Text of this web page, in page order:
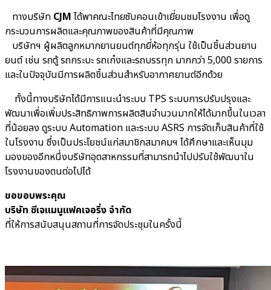
ทางบริษัท CJM ได้พาคณะไทยซับคอนเข้าเยี่ยมชมโรงงาน เพื่อดู
กระบวนการผลิตและคุณภาพของสินค้าที่มีคุณภาพ
บริษัทฯ ผู้ผลิตลูกหมากยานยนต์ทุกยี่ห้อทุกรุ่น ใช้เป็นชิ้นส่วนยาน
ยนต์ เช่น รถตู้ รถกระบะ รถเก๋งและรถบรรทุก มากกว่า 5,000 รายการ
และในปัจจุบันมีการผลิตชิ้นส่วนสำหรับอากาศยานต์อีกด้วย
ทั้งนี้ทางบริษัทได้มีการแนะนำระบบ TPS ระบบการปรับปรุงและ
พัฒนาเพื่อเพิ่มประสิทธิภาพการผลิตสินจำนวนมากให้ได้มากขึ้นในเวลา
ที่น้อยลง ดูระบบ Automation และระบบ ASRS การจัดเก็บสินค้าที่ใช้
ในโรงงาน ซึ่งเป็นประโยชน์แก่สมาชิกสมาคมฯ ได้ศึกษาและเห็นมุม
มองของอีกหนึ่งบริษัทอุตสาหกรรมที่สามารถนำไปปรับใช้พัฒนาใน
โรงงานของตนต่อไปได้
ขอขอบพระคุณ
บริษัท ซีเจแมนูแฟคเจอริ่ง จํากัด
ที่ให้การสนับสนุนสถานที่การจัดประชุมในครั้งนี้